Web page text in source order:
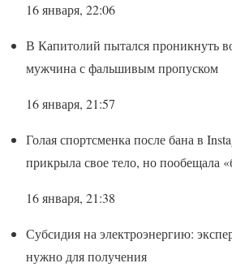
16 января, 22:06
В Капитолий пытался проникнуть
мужчина с фальшивым пропуском
16 января, 21:57
Голая спортсменка после бана в
прикрыла свое тело, но пообещала
16 января, 21:38
Субсидия на электроэнергию:
нужно для получения